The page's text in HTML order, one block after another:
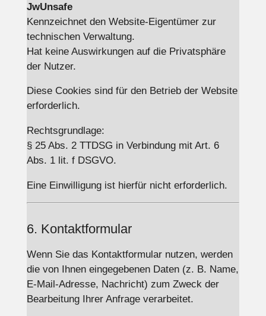
JwUnsafe
Kennzeichnet den Website-Eigentümer zur
technischen Verwaltung.
Hat keine Auswirkungen auf die Privatsphäre
der Nutzer.
Diese Cookies sind für den Betrieb der Website
erforderlich.
Rechtsgrundlage:
§ 25 Abs. 2 TTDSG in Verbindung mit Art. 6
Abs. 1 lit. f DSGVO.
Eine Einwilligung ist hierfür nicht erforderlich.
6. Kontaktformular
Wenn Sie das Kontaktformular nutzen, werden
die von Ihnen eingegebenen Daten (z. B. Name,
E-Mail-Adresse, Nachricht) zum Zweck der
Bearbeitung Ihrer Anfrage verarbeitet.